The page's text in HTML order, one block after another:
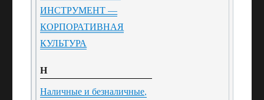
ИНСТРУМЕНТ —
КОРПОРАТИВНАЯ
КУЛЬТУРА
Н
Наличные и безналичные,